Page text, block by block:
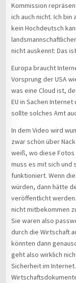
Kommission
ich auch nicht. Ich bin
kein Hochdeutsch
nicht auskennt: Das
Europa braucht
Vorsprung der USA
was eine Cloud ist,
EU in Sachen
sollte solches Amt
In dem Video wird
zwar schön über
weiß, wo diese
muss es mit sich und
funktioniert. Wenn
würden, dann hätte
veröffentlicht
nicht mitbekommen
Sie waren also
durch die Wirtschaft
könnten dann
geht also wirklich
Sicherheit im